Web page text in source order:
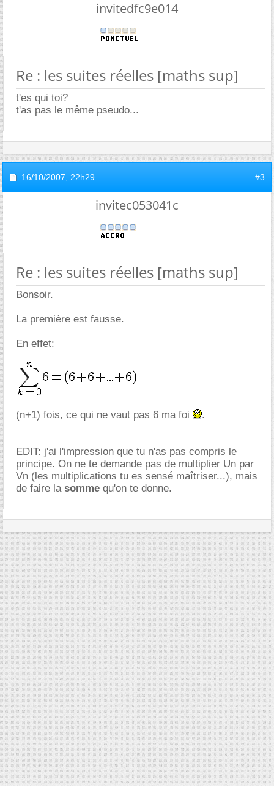
invitedfc9e014
Re : les suites réelles [maths sup]
t'es qui toi?
t'as pas le même pseudo...
16/10/2007, 22h29 #3
invitec053041c
Re : les suites réelles [maths sup]
Bonsoir.
La première est fausse.
En effet:
(n+1) fois, ce qui ne vaut pas 6 ma foi .
EDIT: j'ai l'impression que tu n'as pas compris le
principe. On ne te demande pas de multiplier Un par
Vn (les multiplications tu es sensé maîtriser...), mais
de faire la somme qu'on te donne.